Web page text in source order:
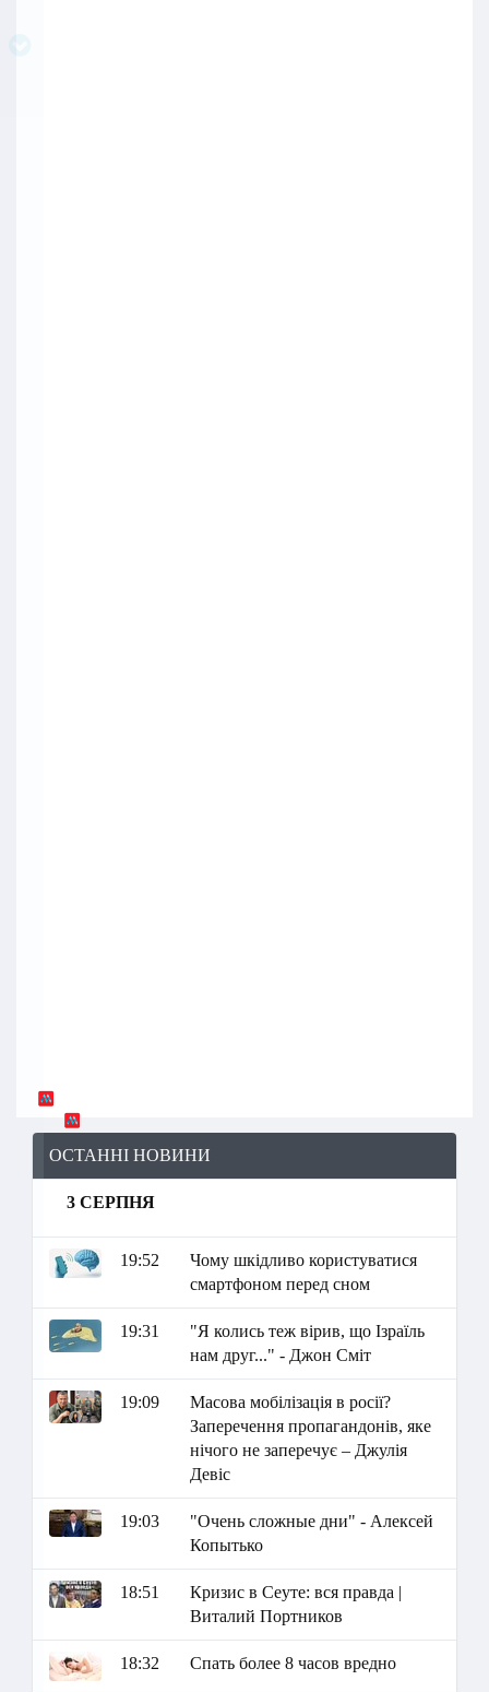
ОСТАННІ НОВИНИ
3 СЕРПНЯ
19:52
Чому шкідливо користуватися
смартфоном перед сном
19:31
"Я колись теж вірив, що Ізраїль
нам друг..." - Джон Сміт
19:09
Масова мобілізація в росії?
Заперечення пропагандонів, яке
нічого не заперечує – Джулія
Девіс
19:03
"Очень сложные дни" - Алексей
Копытько
18:51
Кризис в Сеуте: вся правда |
Виталий Портников
18:32 Спать более 8 часов вредно